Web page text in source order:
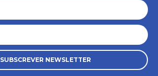
SUBSCREVER NEWSLETTER